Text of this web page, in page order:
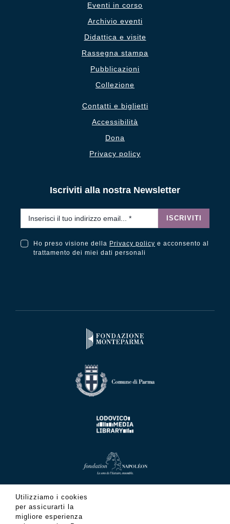
Eventi in corso
Archivio eventi
Didattica e visite
Rassegna stampa
Pubblicazioni
Collezione
Contatti e biglietti
Accessibilità
Dona
Privacy policy
Iscriviti alla nostra Newsletter
ISCRIVITI
Ho preso visione della Privacy policy e acconsento al
trattamento dei miei dati personali
Utilizziamo i cookies
per assicurarti la
migliore esperienza